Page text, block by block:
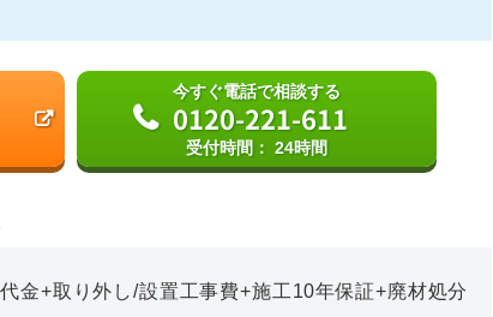
今すぐ電話で相談する
0120-221-611
受付時間： 24時間
金+取り外し/設置工事費+施工10年保証+廃材処分